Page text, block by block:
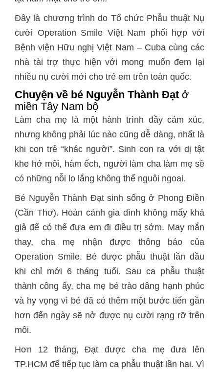
Đây là chương trình do Tổ chức Phẫu thuật Nụ
cười Operation Smile Việt Nam phối hợp với
Bệnh viện Hữu nghị Việt Nam – Cuba cùng các
nhà tài trợ thực hiện với mong muốn đem lại
nhiều nụ cười mới cho trẻ em trên toàn quốc.
Chuyện về bé Nguyễn Thành Đạt ở
miền Tây Nam bộ
Làm cha mẹ là một hành trình đầy cảm xúc,
nhưng không phải lúc nào cũng dễ dàng, nhất là
khi con trẻ “khác người”. Sinh con ra với dị tật
khe hở môi, hàm ếch, người làm cha làm mẹ sẽ
có những nỗi lo lắng không thể nguôi ngoai.
Bé Nguyễn Thành Đạt sinh sống ở Phong Điền
(Cần Thơ). Hoàn cảnh gia đình không mấy khá
giả để có thể đưa em đi điều trị sớm. May mắn
thay, cha mẹ nhận được thông báo của
Operation Smile. Bé được phẫu thuật lần đầu
khi chỉ mới 6 tháng tuổi. Sau ca phẫu thuật
thành công ấy, cha mẹ bé trào dâng hạnh phúc
và hy vọng vì bé đã có thêm một bước tiến gần
hơn đến ngày sẽ nở được nụ cười rạng rỡ trên
môi.
Hơn 12 tháng, Đạt được cha mẹ đưa lên
TP.HCM để tiếp tục làm ca phẫu thuật lần hai. Vì